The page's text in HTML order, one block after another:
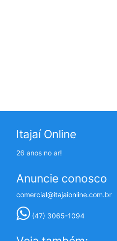
Itajaí Online
26 anos no ar!
Anuncie conosco
comercial@itajaionline.com.br
(47) 3065-1094